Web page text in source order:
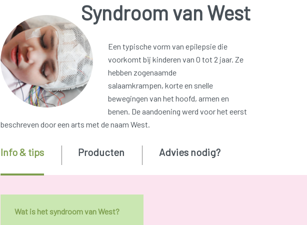
Syndroom van West
Een typische vorm van epilepsie die
voorkomt bij kinderen van 0 tot 2 jaar. Ze
hebben zogenaamde
salaamkrampen, korte en snelle
bewegingen van het hoofd, armen en
benen. De aandoening werd voor het eerst
beschreven door een arts met de naam West.
Wat is het syndroom van West?
Info & tips Producten Advies nodig?